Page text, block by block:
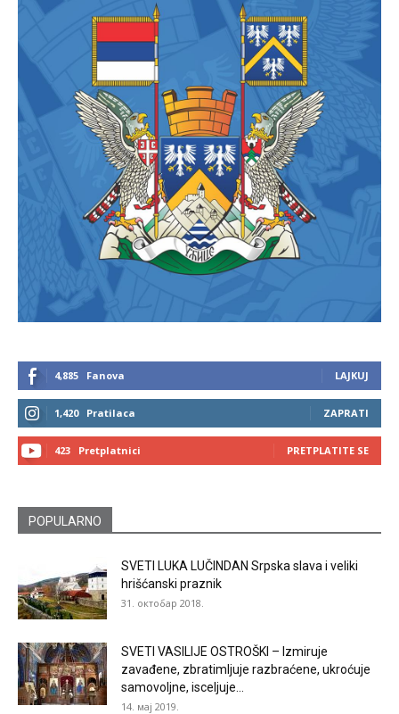
4,885 Fanova LAJKUJ
1,420 Pratilaca ZAPRATI
423 Pretplatnici PRETPLATITE SE
POPULARNO
SVETI LUKA LUČINDAN Srpska slava i veliki
hrišćanski praznik
31. октобар 2018.
SVETI VASILIJE OSTROŠKI – Izmiruje
zavađene, zbratimljuje razbraćene, ukroćuje
samovoljne, isceljuje...
14. мај 2019.